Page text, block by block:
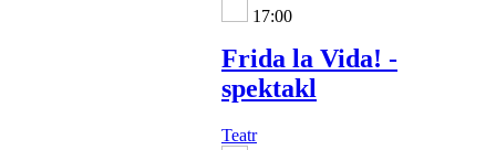
17:00
Frida la Vida! -
spektakl
Teatr